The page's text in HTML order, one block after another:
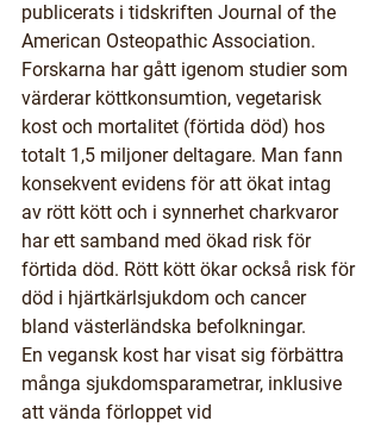
publicerats i tidskriften Journal of the
American Osteopathic Association.
Forskarna har gått igenom studier som
värderar köttkonsumtion, vegetarisk
kost och mortalitet (förtida död) hos
totalt 1,5 miljoner deltagare. Man fann
konsekvent evidens för att ökat intag
av rött kött och i synnerhet charkvaror
har ett samband med ökad risk för
förtida död. Rött kött ökar också risk för
död i hjärtkärlsjukdom och cancer
bland västerländska befolkningar.
En vegansk kost har visat sig förbättra
många sjukdomsparametrar, inklusive
att vända förloppet vid